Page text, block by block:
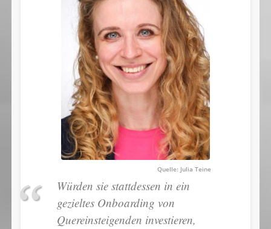
Julia Teine
Würden sie stattdessen in ein
gezieltes Onboarding von
Quereinsteigenden investieren,